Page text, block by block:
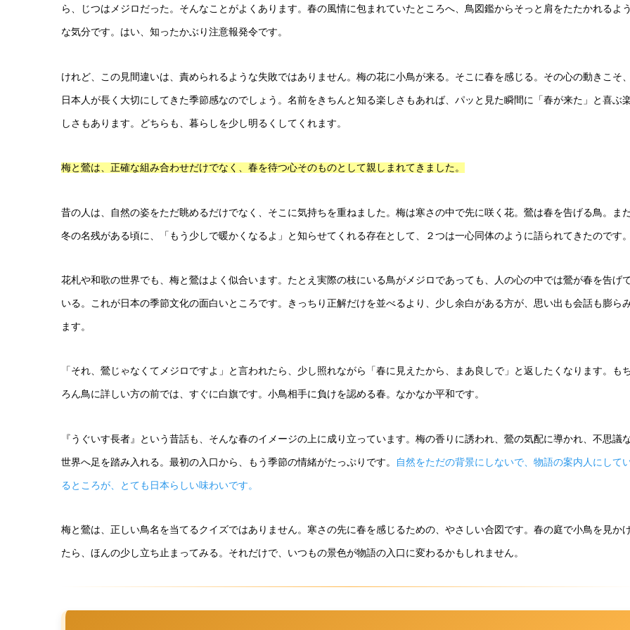
ら、じつはメジロだった。そんなことがよくあります。春の風情に包まれていたところへ、鳥図鑑からそっと肩をたたかれるよう
な気分です。はい、知ったかぶり注意報発令です。
けれど、この見間違いは、責められるような失敗ではありません。梅の花に小鳥が来る。そこに春を感じる。その心の動きこそ、
日本人が長く大切にしてきた季節感なのでしょう。名前をきちんと知る楽しさもあれば、パッと見た瞬間に「春が来た」と喜ぶ
しさもあります。どちらも、暮らしを少し明るくしてくれます。
梅と鶯は、正確な組み合わせだけでなく、春を待つ心そのものとして親しまれてきました。
昔の人は、自然の姿をただ眺めるだけでなく、そこに気持ちを重ねました。梅は寒さの中で先に咲く花。鶯は春を告げる鳥。ま
冬の名残がある頃に、「もう少しで暖かくなるよ」と知らせてくれる存在として、２つは一心同体のように語られてきたのです。
花札や和歌の世界でも、梅と鶯はよく似合います。たとえ実際の枝にいる鳥がメジロであっても、人の心の中では鶯が春を告げ
いる。これが日本の季節文化の面白いところです。きっちり正解だけを並べるより、少し余白がある方が、思い出も会話も膨ら
ます。
「それ、鶯じゃなくてメジロですよ」と言われたら、少し照れながら「春に見えたから、まあ良しで」と返したくなります。も
ろん鳥に詳しい方の前では、すぐに白旗です。小鳥相手に負けを認める春。なかなか平和です。
『うぐいす長者』という昔話も、そんな春のイメージの上に成り立っています。梅の香りに誘われ、鶯の気配に導かれ、不思議
世界へ足を踏み入れる。最初の入口から、もう季節の情緒がたっぷりです。 自然をただの背景にしないで、物語の案内人にして
るところが、とても日本らしい味わいです。
梅と鶯は、正しい鳥名を当てるクイズではありません。寒さの先に春を感じるための、やさしい合図です。春の庭で小鳥を見か
たら、ほんの少し立ち止まってみる。それだけで、いつもの景色が物語の入口に変わるかもしれません。